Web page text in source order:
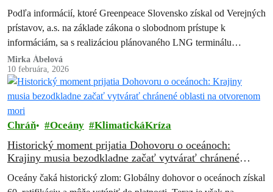
Podľa informácií, ktoré Greenpeace Slovensko získal od Verejných
prístavov, a.s. na základe zákona o slobodnom prístupe k
informáciám, sa s realizáciou plánovaného LNG terminálu
nepočíta. Greenpeace Slovensko, ktorý proti projektu…
Mirka Ábelová
10 februára, 2026
Chráň Oceány KlimatickáKríza
Historický moment prijatia Dohovoru o oceánoch:
Krajiny musia bezodkladne začať vytvárať chránené
oblasti na otvorenom mori
Oceány čaká historický zlom: Globálny dohovor o oceánoch získal